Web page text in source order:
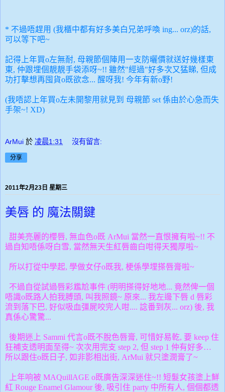
* 不過唔趕用 (我櫃中都有好多美白兄弟呼喚 ing... orz)的話,
可以等下吧~
記得上年買o左無耐, 母親節個陣用一支防曬價就送好幾樣東
東, 仲跟埋個靚靚手袋添呀~!! 雖然"經過"好多次又猛睇, 但成
功打擊想再囤貨o既欲念... 醒呀我! 今年有新o野!
(我唔認上年買o左未開黎用就見到 母親節 set 係由於心急而失
手架~! XD)
ArMui 於 凌晨1:31 沒有留言:
分享
2011年2月23日 星期三
美唇 的 魔法關鍵
甜美亮麗的櫻唇, 無血色o既 ArMui 當然一直恨擁有啦~!! 不
過自知唔係呀白雪, 當然無天生紅唇齒白咁得天獨厚啦~
所以打從中學起, 學做女仔o既我, 梗係學埋搽唇膏啦~
不過自從試過唇彩尷尬事件 (明明搽得好地地... 竟然俾一個
唔識o既路人拍我膊頭, 叫我照鏡~ 原來... 我左邊下唇 d 唇彩
流到落下巴, 好似吸血彊屍咬完人咁.... 諗番到灰... orz) 後, 我
真係心驚驚...
後期迷上 Sammi 代言o既不脫色唇膏, 可惜好易乾, 要 keep 住
狂補支透明面至得~ 次次用完支 step 2, 但 step 1 仲有好多…
所以跟住o既日子, 如非影相出街, ArMui 就只塗潤膏了~
上年响被 MAQuillAGE o既廣告深深迷住~!! 短髮女孩塗上鮮
紅 Rouge Enamel Glamour 後, 吸引住 party 中所有人, 個個都透